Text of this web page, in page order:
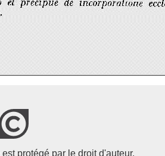
protégé par le droit d'auteur.